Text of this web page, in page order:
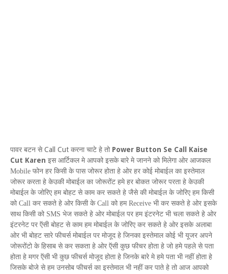
पावर बटन से Call Cut करना चाटे हे तो Power Button Se Call Kaise
Cut Karen इस आर्टिकल मे आपको इसके बारे मे जानने को मिलेगा ओर आजकल
Mobile फोन हर किसी के पास जोरूर होता हे ओर हर कोई मोबाईल का इस्तेमाल
जोरूर करता हे केउकी मोबाईल का जोरूरोंट हमे हर बोकत जोरूर परता हे केउकी
मोबाईल के जोरिए हम बोहट से काम कर सकते हे जैसे की मोबाईल के जोरिए हम किसी
को Call कर सकते हे ओर किसी के Call को हम Receive भी कर सकते हे ओर इसके
साथ किसी को SMS भेज सकते हे ओर मोबाईल पर हम इंटरनेट भी चला सकते हे ओर
इंटरनेट पर ऍसी बोहट से काम हम मोबाईल के जोरिए कर सकते हे ओर इसके अलाबा
ओर भी बोहट सारे फीचर्स मोबाईल पर मोजूद हे जिनका इस्तेमाल कोई भी यूजर अपने
जोरूरोंटो के हिसाब से कर सकता हे ओर ऍसी कुछ फीचर होता हे जो हमे पहले से पता
होता हे मगर ऍसी भी कुछ फीचर्स मोजूद होता हे जिनके बारे मे हमे पता भी नहीं होता हे
जिसके बोजे से हम उनसोब फीचर्स का इस्तेमाल भी नहीं कर पाते हे तो आज आपको